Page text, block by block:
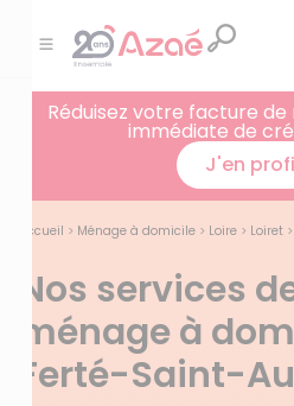
Réduisez votre facture de
immédiate de
J'en
Accueil > Ménage à domicile > Loire > Loiret >
Nos services
ménage à
Ferté-Saint-